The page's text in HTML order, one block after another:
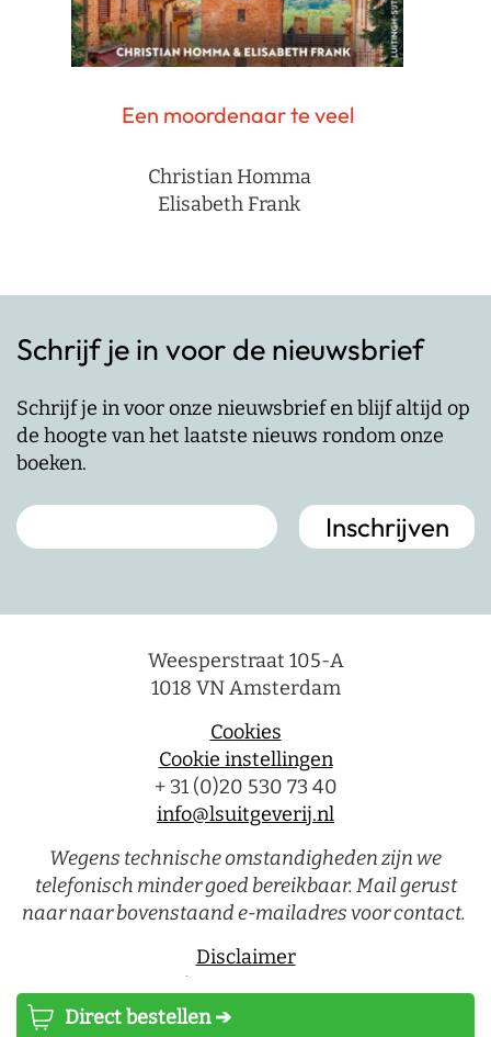
Direct bestellen ➔
Een moordenaar te veel
Christian Homma
Elisabeth Frank
Schrijf je in voor de nieuwsbrief
Schrijf je in voor onze nieuwsbrief en blijf altijd op
de hoogte van het laatste nieuws rondom onze
boeken.
Weesperstraat 105-A
1018 VN Amsterdam
Cookies
Cookie instellingen
+ 31 (0)20 530 73 40
info@lsuitgeverij.nl
Wegens technische omstandigheden zijn we
telefonisch minder goed bereikbaar. Mail gerust
naar naar bovenstaand e-mailadres voor contact.
Disclaimer
Privacystatement
Luitingh-Sijthoff © 2026